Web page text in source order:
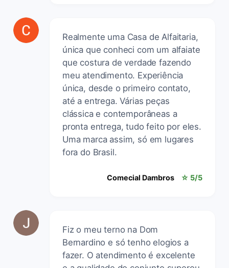
Realmente uma Casa de Alfaitaria,
única que conheci com um alfaiate
que costura de verdade fazendo
meu atendimento. Experiência
única, desde o primeiro contato,
até a entrega. Várias peças
clássica e contemporâneas a
pronta entrega, tudo feito por eles.
Uma marca assim, só em lugares
fora do Brasil.
Comecial Dambros ☆ 5/5
Fiz o meu terno na Dom
Bernardino e só tenho elogios a
fazer. O atendimento é excelente